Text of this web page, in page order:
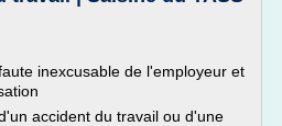
inexcusable de l'employeur et
accident du travail ou d'une